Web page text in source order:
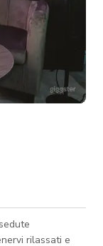
rilassati e